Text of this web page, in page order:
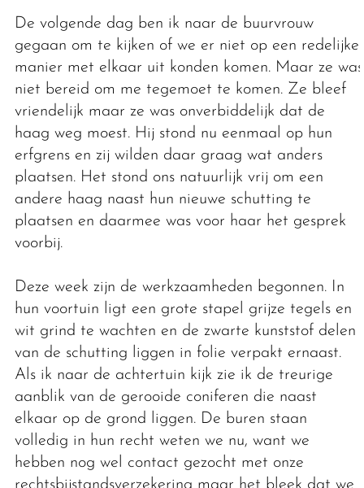
De volgende dag ben ik naar de buurvrouw
gegaan om te kijken of we er niet op een redelijke
manier met elkaar uit konden komen. Maar ze was
niet bereid om me tegemoet te komen. Ze bleef
vriendelijk maar ze was onverbiddelijk dat de
haag weg moest. Hij stond nu eenmaal op hun
erfgrens en zij wilden daar graag wat anders
plaatsen. Het stond ons natuurlijk vrij om een
andere haag naast hun nieuwe schutting te
plaatsen en daarmee was voor haar het gesprek
voorbij.
Deze week zijn de werkzaamheden begonnen. In
hun voortuin ligt een grote stapel grijze tegels en
wit grind te wachten en de zwarte kunststof delen
van de schutting liggen in folie verpakt ernaast.
Als ik naar de achtertuin kijk zie ik de treurige
aanblik van de gerooide coniferen die naast
elkaar op de grond liggen. De buren staan
volledig in hun recht weten we nu, want we
hebben nog wel contact gezocht met onze
rechtsbijstandsverzekering maar het bleek dat we